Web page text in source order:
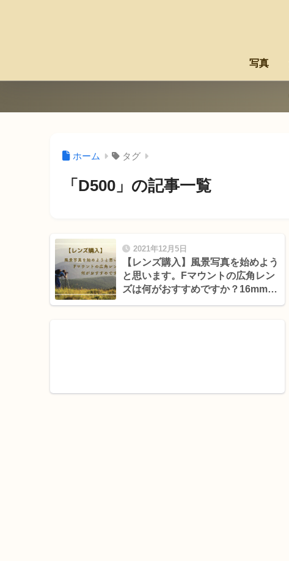
写真
ホーム タグ
「D500」の記事一覧
2021年12月5日
【レンズ購入】風景写真を始めよう
と思います。Fマウントの広角レン
ズは何がおすすめですか？16mmと